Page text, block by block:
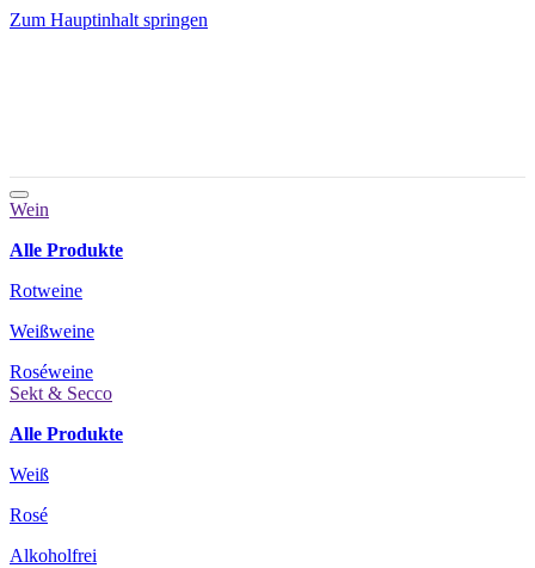
Zum Hauptinhalt springen
Wein
Alle Produkte
Rotweine
Weißweine
Roséweine
Sekt & Secco
Alle Produkte
Weiß
Rosé
Alkoholfrei